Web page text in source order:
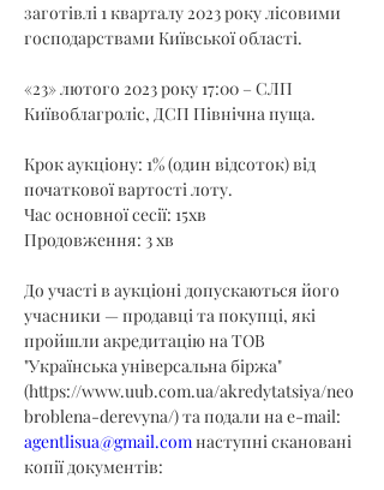
заготівлі 1 кварталу 2023 року лісовими
господарствами Київської області.
«23» лютого 2023 року 17:00 – СЛП
Київоблагроліс, ДСП Північна пуща.
Крок аукціону: 1% (один відсоток) від
початкової вартості лоту.
Час основної сесії: 15хв
Продовження: 3 хв
До участі в аукціоні допускаються його
учасники — продавці та покупці, які
пройшли акредитацію на ТОВ
"Українська універсальна біржа"
(https://www.uub.com.ua/akredytatsiya/neo
broblena-derevyna/) та подали на e-mail:
agentlisua@gmail.com наступні скановані
копії документів: